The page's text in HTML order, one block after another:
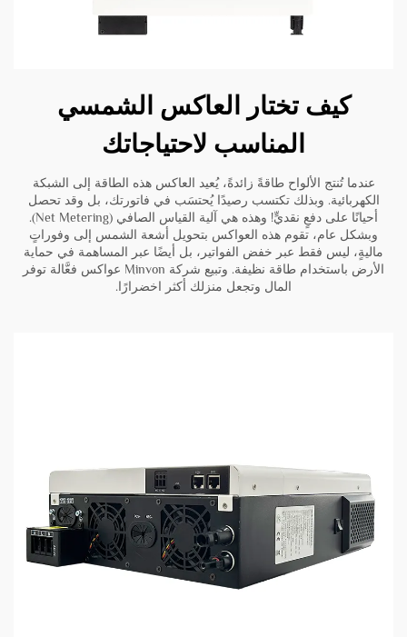
كيف تختار العاكس الشمسي
المناسب لاحتياجاتك
عندما تُنتج الألواح طاقةً زائدةً، يُعيد العاكس هذه الطاقة إلى الشبكة
الكهربائية. وبذلك تكتسب رصيدًا يُحتسَب في فاتورتك، بل وقد تحصل
أحيانًا على دفعٍ نقديٍّ! وهذه هي آلية القياس الصافي (Net Metering).
وبشكل عام، تقوم هذه العواكس بتحويل أشعة الشمس إلى وفوراتٍ
ماليةٍ، ليس فقط عبر خفض الفواتير، بل أيضًا عبر المساهمة في حماية
الأرض باستخدام طاقة نظيفة. وتبيع شركة Minvon عواكس فعَّالة توفر
المال وتجعل منزلك أكثر اخضرارًا.